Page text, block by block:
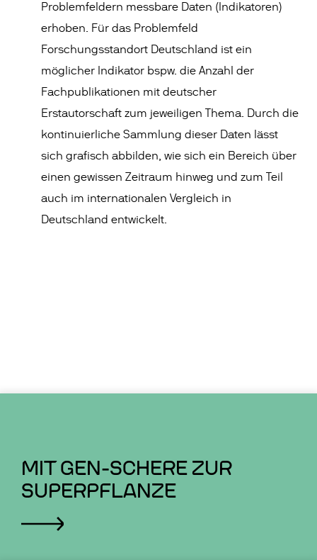
Problemfeldern messbare Daten (Indikatoren)
erhoben. Für das Problemfeld
Forschungsstandort Deutschland ist ein
möglicher Indikator bspw. die Anzahl der
Fachpublikationen mit deutscher
Erstautorschaft zum jeweiligen Thema. Durch die
kontinuierliche Sammlung dieser Daten lässt
sich grafisch abbilden, wie sich ein Bereich über
einen gewissen Zeitraum hinweg und zum Teil
auch im internationalen Vergleich in
Deutschland entwickelt.
MIT GEN-SCHERE ZUR
SUPERPFLANZE